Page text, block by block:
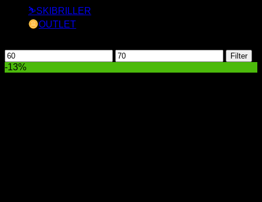
⛷️SKIBRILLER
OUTLET
Mindste
pris
Højeste
pris
Filter
-13%